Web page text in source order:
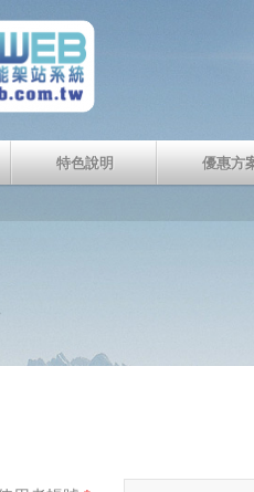
特色說明 優惠方